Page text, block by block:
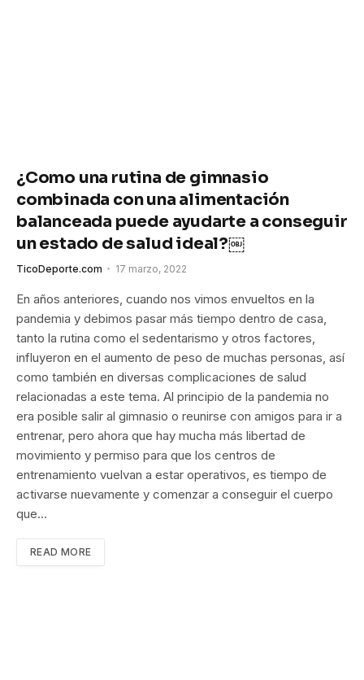
¿Como una rutina de gimnasio
combinada con una alimentación
balanceada puede ayudarte a conseguir
un estado de salud ideal?￼
TicoDeporte.com 17 marzo, 2022
En años anteriores, cuando nos vimos envueltos en la
pandemia y debimos pasar más tiempo dentro de casa,
tanto la rutina como el sedentarismo y otros factores,
influyeron en el aumento de peso de muchas personas, así
como también en diversas complicaciones de salud
relacionadas a este tema. Al principio de la pandemia no
era posible salir al gimnasio o reunirse con amigos para ir a
entrenar, pero ahora que hay mucha más libertad de
movimiento y permiso para que los centros de
entrenamiento vuelvan a estar operativos, es tiempo de
activarse nuevamente y comenzar a conseguir el cuerpo
que…
READ MORE